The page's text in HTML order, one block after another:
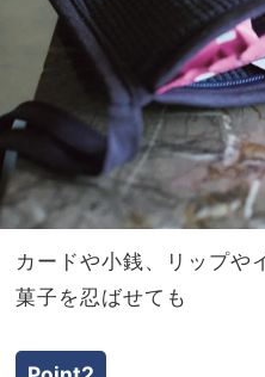
カードや小銭、リップや
菓子を忍ばせても